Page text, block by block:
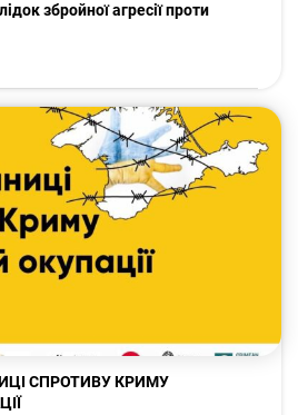
збройної агресії проти
СПРОТИВУ КРИМУ